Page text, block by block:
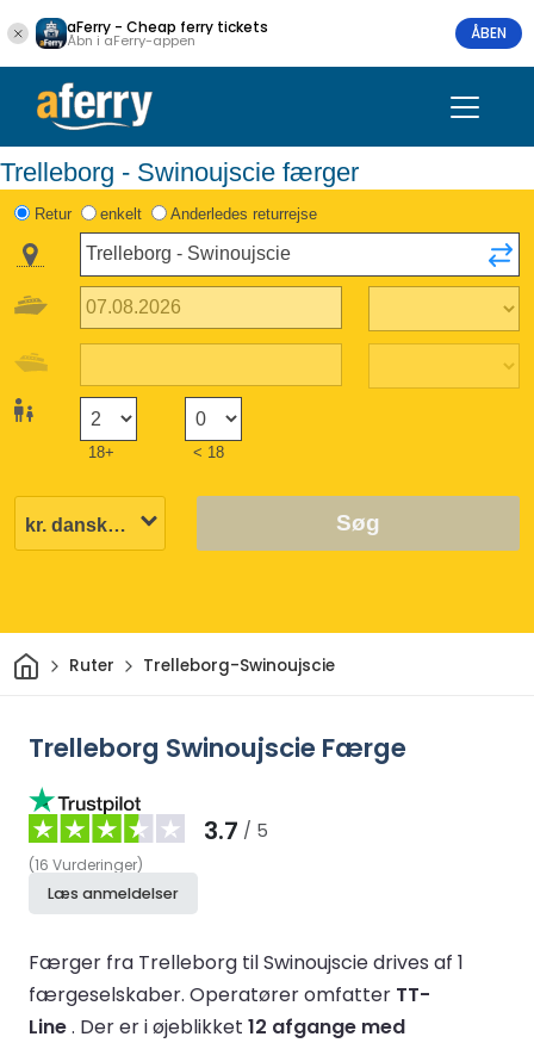
aFerry - Cheap ferry tickets
Åbn i aFerry-appen ÅBEN
Trelleborg - Swinoujscie færger
Retur enkelt Anderledes returrejse
18+ < 18
Søg
HjemRuter Trelleborg-Swinoujscie
Trelleborg Swinoujscie Færge
3.7 / 5
(16 Vurderinger)
Læs anmeldelser
Færger fra Trelleborg til Swinoujscie drives af 1
færgeselskaber. Operatører omfatter TT-
Line. Der er i øjeblikket 12 afgange med